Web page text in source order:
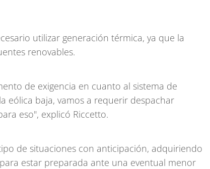
utilizar generación térmica, ya que la
renovables.
de exigencia en cuanto al sistema de
eólica baja, vamos a requerir despachar
eso", explicó Riccetto.
de situaciones con anticipación, adquiriendo
estar preparada ante una eventual menor